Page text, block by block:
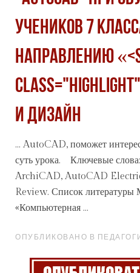
УЧЕНИКОВ 7
НАПРАВЛЕНИЮ
И ДИЗАЙН
... AutoCAD, поможет
суть урока. Ключевые слова:
ArchiCAD, AutoCAD
Review. Список литературы
«Компьютерная ...
ОПУБЛИКОВАНО В